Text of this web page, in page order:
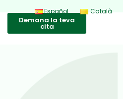
Español Català
Demana la teva
cita